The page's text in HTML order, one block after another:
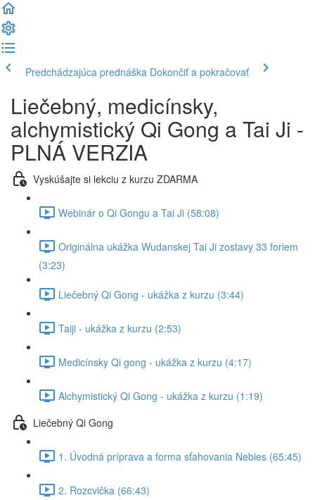
Predchádzajúca prednáška Dokončiť a pokračovať
Liečebný, medicínsky,
alchymistický Qi Gong a Tai Ji -
PLNÁ VERZIA
Vyskúšajte si lekciu z kurzu ZDARMA
Webinár o Qi Gongu a Tai Ji (58:08)
Originálna ukážka Wudanskej Tai Ji zostavy 33 foriem
(3:23)
Liečebný Qi Gong - ukážka z kurzu (3:44)
Taiji - ukážka z kurzu (2:53)
Medicínsky Qi gong - ukážka z kurzu (4:17)
Alchymistický Qi Gong - ukážka z kurzu (1:19)
Liečebný Qi Gong
1. Úvodná príprava a forma sťahovania Nebies (65:45)
2. Rozcvička (66:43)